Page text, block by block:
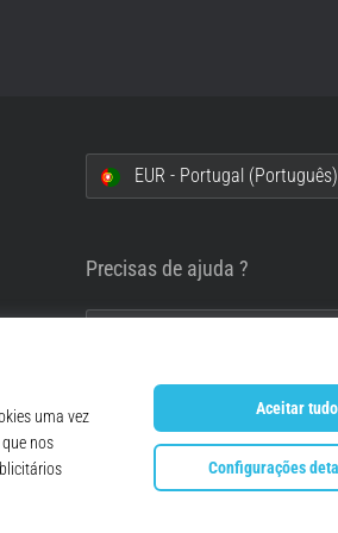
EUR - Portugal (Português)
Precisas de ajuda ?